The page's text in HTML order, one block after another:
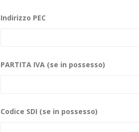
Indirizzo PEC
PARTITA IVA (se in possesso)
Codice SDI (se in possesso)